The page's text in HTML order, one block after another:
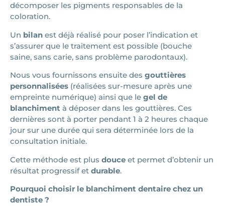
décomposer les pigments responsables de la
coloration.
Un bilan est déjà réalisé pour poser l’indication et
s’assurer que le traitement est possible (bouche
saine, sans carie, sans problème parodontaux).
Nous vous fournissons ensuite des gouttières
personnalisées (réalisées sur-mesure après une
empreinte numérique) ainsi que le gel de
blanchiment à déposer dans les gouttières. Ces
dernières sont à porter pendant 1 à 2 heures chaque
jour sur une durée qui sera déterminée lors de la
consultation initiale.
Cette méthode est plus douce et permet d’obtenir un
résultat progressif et durable.
Pourquoi choisir le blanchiment dentaire chez un
dentiste ?